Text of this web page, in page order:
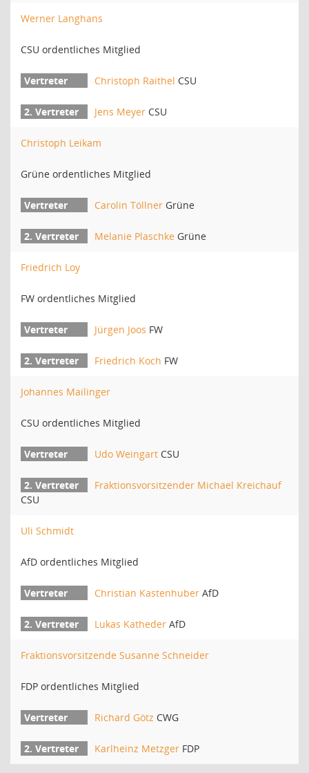
Werner Langhans
CSU ordentliches Mitglied
Christoph Raithel CSU
Jens Meyer CSU
Christoph Leikam
Grüne ordentliches Mitglied
Carolin Töllner Grüne
Melanie Plaschke Grüne
Friedrich Loy
FW ordentliches Mitglied
Jürgen Joos FW
Friedrich Koch FW
Johannes Mailinger
CSU ordentliches Mitglied
Udo Weingart CSU
Fraktionsvorsitzender Michael Kreichauf
CSU
Uli Schmidt
AfD ordentliches Mitglied
Christian Kastenhuber AfD
Lukas Katheder AfD
Fraktionsvorsitzende Susanne Schneider
FDP ordentliches Mitglied
Richard Götz CWG
Karlheinz Metzger FDP